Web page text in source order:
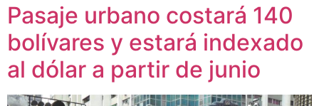
Pasaje urbano costará 140
bolívares y estará indexado
al dólar a partir de junio